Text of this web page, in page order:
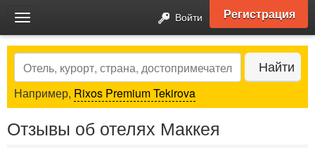
Toggle
navigation
Войти Регистрация
Search Найти
Например, Rixos Premium Tekirova
Отзывы об отелях Маккея